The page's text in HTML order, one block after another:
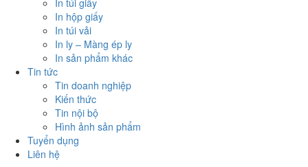
In túi giấy
In hộp giấy
In túi vải
In ly – Màng ép ly
In sản phẩm khác
Tin tức
Tin doanh nghiệp
Kiến thức
Tin nội bộ
Hình ảnh sản phẩm
Tuyển dụng
Liên hệ